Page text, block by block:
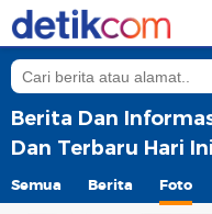
Berita Dan
Dan Terbaru Hari
Semua Berita Foto